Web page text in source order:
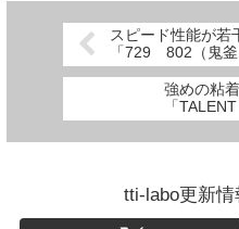
スピード性能が若
「729 802（鬼
強めの粘
「
tti-labo更新